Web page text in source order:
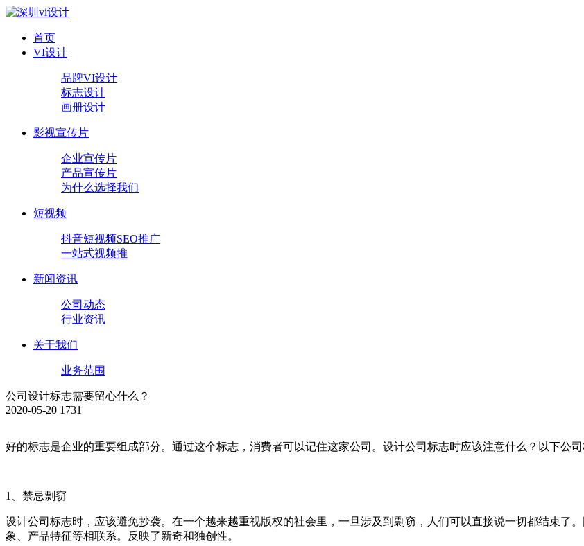
首页
VI设计
品牌VI设计
标志设计
画册设计
影视宣传片
企业宣传片
产品宣传片
为什么选择我们
短视频
抖音短视频SEO推广
一站式视频推
新闻资讯
公司动态
行业资讯
关于我们
业务范围
公司设计标志需要留心什么？
2020-05-20 1731
好的标志是企业的重要组成部分。通过这个标志，消费者可以记住这家公司。设计公司标志时应该注意什么？以下公司
1、禁忌剽窃
设计公司标志时，应该避免抄袭。在一个越来越重视版权的社会里，一旦涉及到剽窃，人们可以直接说一切都结束了
象、产品特征等相联系。反映了新奇和独创性。